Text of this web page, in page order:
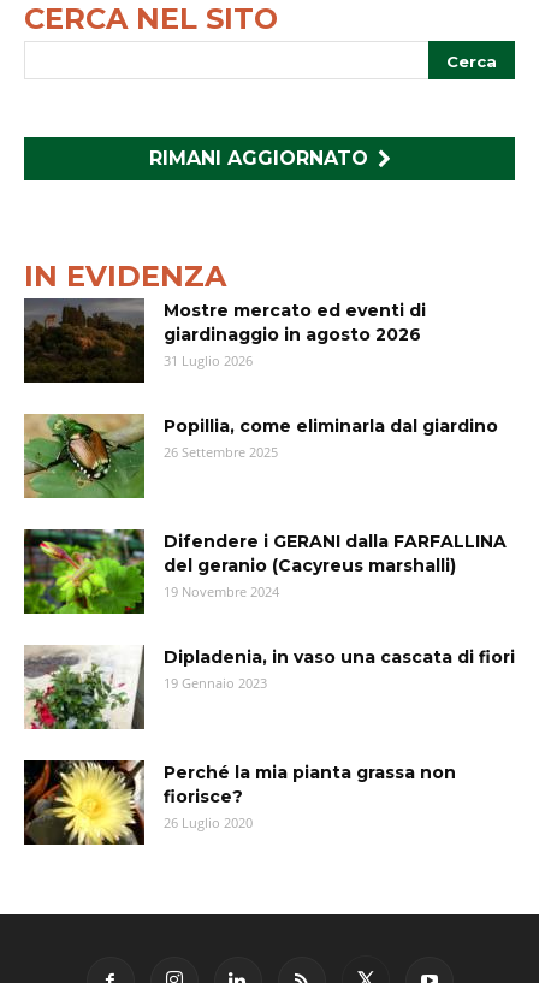
CERCA NEL SITO
RIMANI AGGIORNATO
IN EVIDENZA
Mostre mercato ed eventi di
giardinaggio in agosto 2026
31 Luglio 2026
Popillia, come eliminarla dal giardino
26 Settembre 2025
Difendere i GERANI dalla FARFALLINA
del geranio (Cacyreus marshalli)
19 Novembre 2024
Dipladenia, in vaso una cascata di fiori
19 Gennaio 2023
Perché la mia pianta grassa non
fiorisce?
26 Luglio 2020